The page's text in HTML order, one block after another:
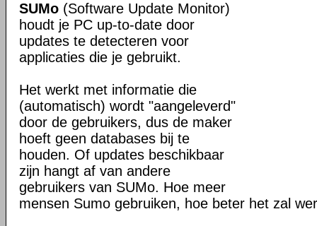
SUMo (Software Update Monitor)
houdt je PC up-to-date door
updates te detecteren voor
applicaties die je gebruikt.
Het werkt met informatie die
(automatisch) wordt "aangeleverd"
door de gebruikers, dus de maker
hoeft geen databases bij te
houden. Of updates beschikbaar
zijn hangt af van andere
gebruikers van SUMo. Hoe meer
mensen Sumo gebruiken, hoe beter het zal